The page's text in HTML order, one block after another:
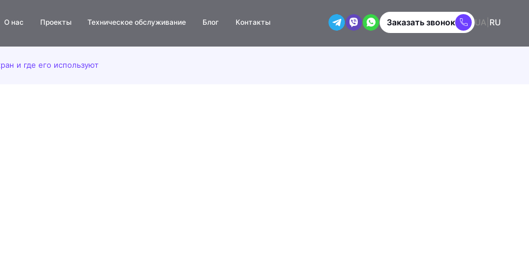
О нас Проекты Техническое обслуживание Блог Контакты Заказать звонок UA RU
и где его используют